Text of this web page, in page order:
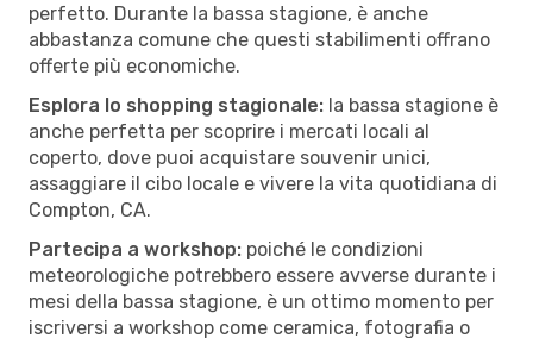
perfetto. Durante la bassa stagione, è anche
abbastanza comune che questi stabilimenti offrano
offerte più economiche.
Esplora lo shopping stagionale: la bassa stagione è
anche perfetta per scoprire i mercati locali al
coperto, dove puoi acquistare souvenir unici,
assaggiare il cibo locale e vivere la vita quotidiana di
Compton, CA.
Partecipa a workshop: poiché le condizioni
meteorologiche potrebbero essere avverse durante i
mesi della bassa stagione, è un ottimo momento per
iscriversi a workshop come ceramica, fotografia o